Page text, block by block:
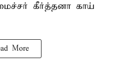
கீர்த்தனா காய்
More